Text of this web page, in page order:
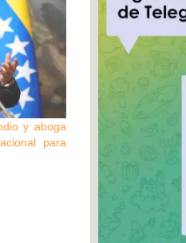
y aboga
para